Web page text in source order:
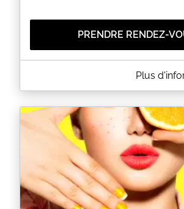
PRENDRE RENDEZ-
A PROPOS DE REGNA / LUDIVINE/
En quete d'excellence et de produits
EN SAVOIR PLUS
Plus